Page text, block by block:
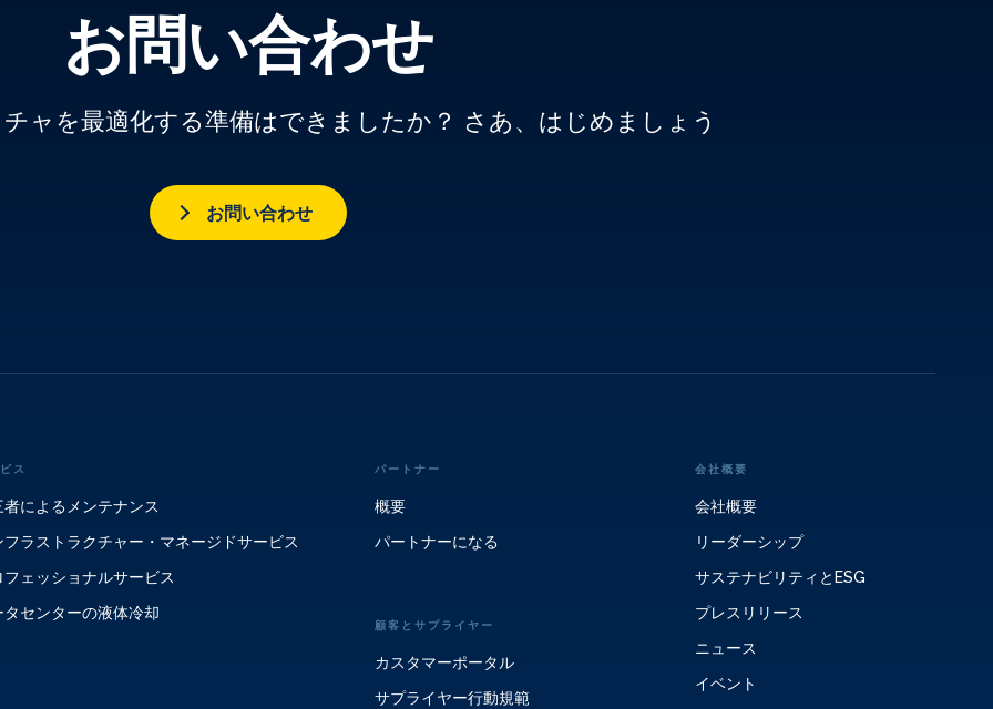
お問い合わせ
ャを最適化する準備はできましたか？ さあ、はじめましょう
お問い合わせ
ス
者によるメンテナンス
フラストラクチャー・マネージドサービス
フェッショナルサービス
タセンターの液体冷却
パートナー
概要
パートナーになる
顧客とサプライヤー
カスタマーポータル
サプライヤー行動規範
会社概要
会社概要
リーダーシップ
サステナビリティとESG
プレスリリース
ニュース
イベント